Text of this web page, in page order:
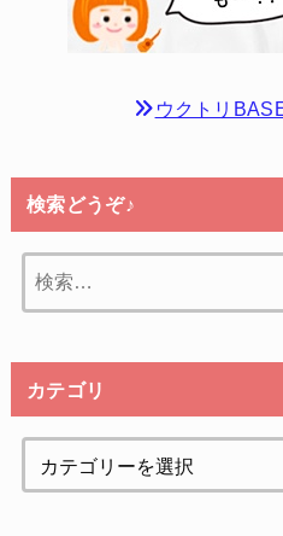
ウクトリ
検索どうぞ♪
カテゴリ